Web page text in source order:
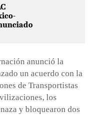
anunció la
un acuerdo con la
de Transportistas
los
y bloquearon dos